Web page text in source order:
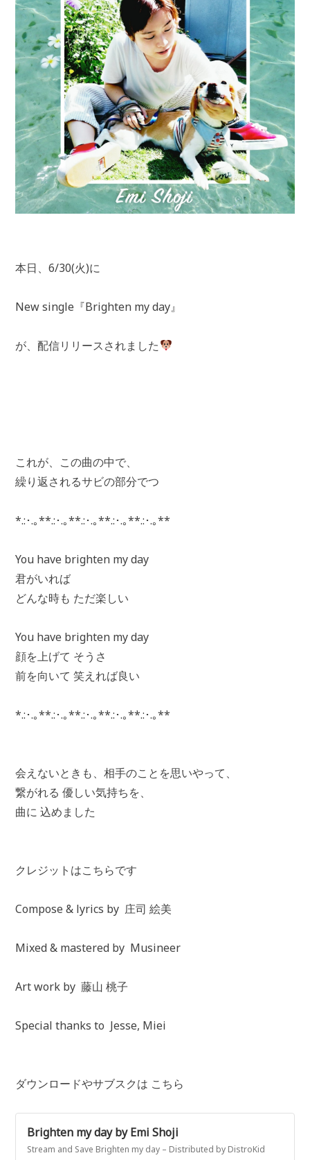
本日、6/30(火)に
New single『Brighten my day』
が、配信リリースされました
これが、この曲の中で、
繰り返されるサビの部分でつ
*.:･.｡**.:･.｡**.:･.｡**.:･.｡**.:･.｡**
You have brighten my day
君がいれば
どんな時も ただ楽しい
You have brighten my day
顔を上げて そうさ
前を向いて 笑えれば良い
*.:･.｡**.:･.｡**.:･.｡**.:･.｡**.:･.｡**
会えないときも、相手のことを思いやって、
繋がれる 優しい気持ちを、
曲に 込めました
クレジットはこちらです
Compose & lyrics by 庄司 絵美
Mixed & mastered by Musineer
Art work by 藤山 桃子
Special thanks to Jesse, Miei
ダウンロードやサブスクは こちら
Brighten my day by Emi Shoji
Stream and Save Brighten my day – Distributed by DistroKid